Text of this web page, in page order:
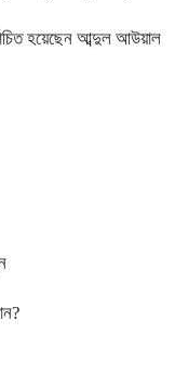
হয়েছেন আব্দুল আউয়াল